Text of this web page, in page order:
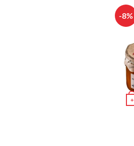
-8%
+